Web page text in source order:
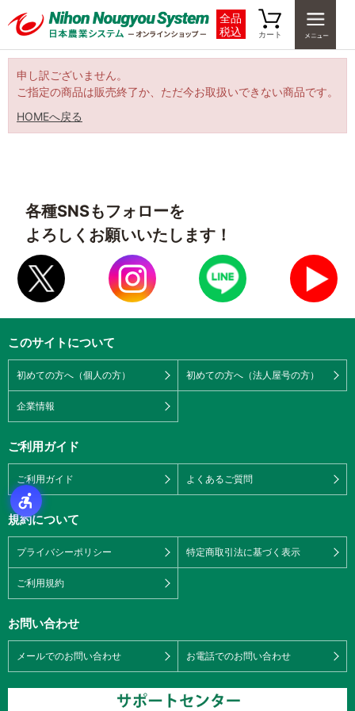
全品
税込
カート
申し訳ございません。
ご指定の商品は販売終了か、ただ今お取扱いできない商品です。
HOMEへ戻る
各種SNSもフォローを
よろしくお願いいたします！
このサイトについて
初めての方へ（個人の方） 初めての方へ（法人屋号の方）
企業情報
ご利用ガイド
ご利用ガイド よくあるご質問
規約について
プライバシーポリシー 特定商取引法に基づく表示
ご利用規約
お問い合わせ
メールでのお問い合わせ お電話でのお問い合わせ